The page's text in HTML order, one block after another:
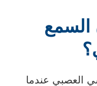
السمع
العصبي عندما